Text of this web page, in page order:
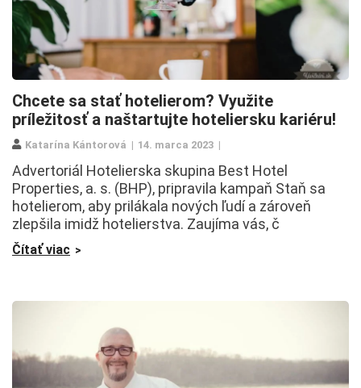
Chcete sa stať hotelierom? Využite
príležitosť a naštartujte hoteliersku kariéru!
Katarína Kántorová 14. marca 2023
Advertoriál Hotelierska skupina Best Hotel
Properties, a. s. (BHP), pripravila kampaň Staň sa
hotelierom, aby prilákala nových ľudí a zároveň
zlepšila imidž hotelierstva. Zaujíma vás, č
Čítať viac